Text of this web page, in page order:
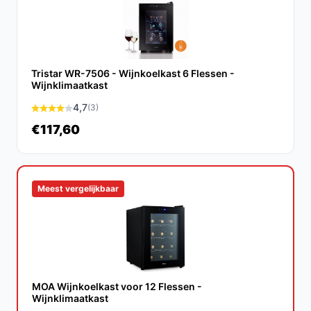
Met een fabrieksgarantie van 5 jaar en
kwaliteitscomponenten, kun je rekenen op een
levensduur van 10 jaar of langer bij normaal gebruik.
Is dit geschikt voor thuisgebruik?
Zeker! De PRIMO PR190WK is speciaal ontworpen voor
thuisgebruik met een geluidsniveau dat geschikt is voor
elke woonruimte.
Wat zijn de belangrijkste verschillen met andere
merken?
De PR190WK biedt een unieke combinatie van een
compact ontwerp, een luxe uitstraling en een stille
werking, wat het onderscheiden maakt van
concurrenten die vaak groter en luidruchtiger zijn.
Conclusie
Tristar WR-7506 - Wijnkoelkast 6 Flessen -
Wijnklimaatkast
4,7(3)
€117,60
Meest vergelijkbaar
MOA Wijnkoelkast voor 12 Flessen -
Wijnklimaatkast